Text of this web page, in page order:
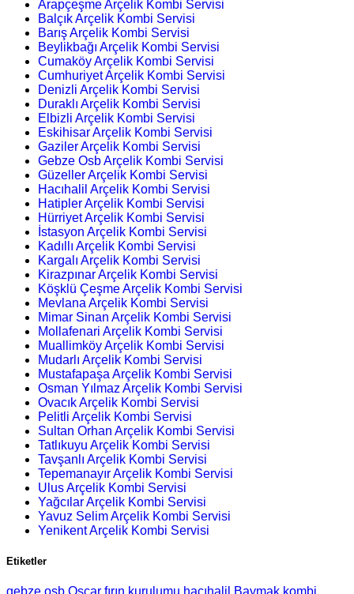
Arapçeşme Arçelik Kombi Servisi
Balçık Arçelik Kombi Servisi
Barış Arçelik Kombi Servisi
Beylikbağı Arçelik Kombi Servisi
Cumaköy Arçelik Kombi Servisi
Cumhuriyet Arçelik Kombi Servisi
Denizli Arçelik Kombi Servisi
Duraklı Arçelik Kombi Servisi
Elbizli Arçelik Kombi Servisi
Eskihisar Arçelik Kombi Servisi
Gaziler Arçelik Kombi Servisi
Gebze Osb Arçelik Kombi Servisi
Güzeller Arçelik Kombi Servisi
Hacıhalil Arçelik Kombi Servisi
Hatipler Arçelik Kombi Servisi
Hürriyet Arçelik Kombi Servisi
İstasyon Arçelik Kombi Servisi
Kadıllı Arçelik Kombi Servisi
Kargalı Arçelik Kombi Servisi
Kirazpınar Arçelik Kombi Servisi
Köşklü Çeşme Arçelik Kombi Servisi
Mevlana Arçelik Kombi Servisi
Mimar Sinan Arçelik Kombi Servisi
Mollafenari Arçelik Kombi Servisi
Muallimköy Arçelik Kombi Servisi
Mudarlı Arçelik Kombi Servisi
Mustafapaşa Arçelik Kombi Servisi
Osman Yılmaz Arçelik Kombi Servisi
Ovacık Arçelik Kombi Servisi
Pelitli Arçelik Kombi Servisi
Sultan Orhan Arçelik Kombi Servisi
Tatlıkuyu Arçelik Kombi Servisi
Tavşanlı Arçelik Kombi Servisi
Tepemanayır Arçelik Kombi Servisi
Ulus Arçelik Kombi Servisi
Yağcılar Arçelik Kombi Servisi
Yavuz Selim Arçelik Kombi Servisi
Yenikent Arçelik Kombi Servisi
Etiketler
gebze osb Oscar fırın kurulumu hacıhalil Baymak kombi